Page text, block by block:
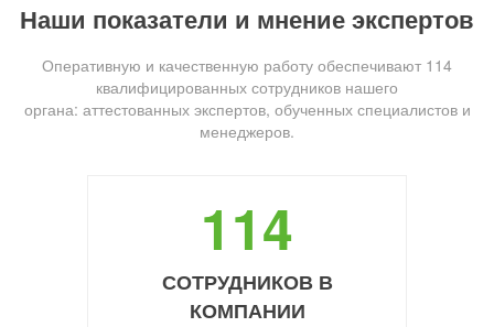
Наши показатели и мнение экспертов
Оперативную и качественную работу обеспечивают 114
квалифицированных сотрудников нашего
органа: аттестованных экспертов, обученных специалистов и
менеджеров.
114
СОТРУДНИКОВ В
КОМПАНИИ